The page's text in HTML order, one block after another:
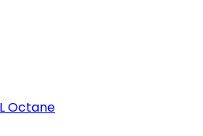
Octane